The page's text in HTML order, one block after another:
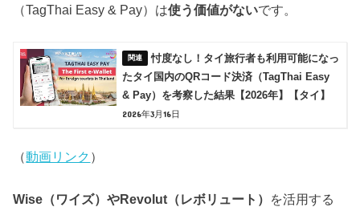
（TagThai Easy & Pay）は使う価値がないです。
忖度なし！タイ旅行者も利用可能になっ
たタイ国内のQRコード決済（TagThai Easy
& Pay）を考察した結果【2026年】【タイ】
2026年3月16日
（動画リンク ）
Wise（ワイズ）やRevolut（レボリュート） を活用する